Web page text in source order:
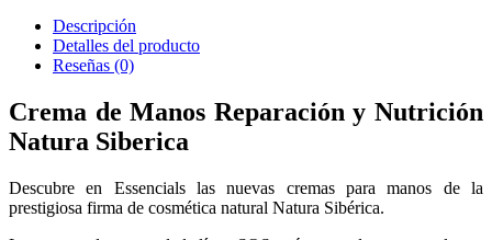
Descripción
Detalles del producto
Reseñas (0)
Crema de Manos Reparación y Nutrición
Natura Siberica
Descubre en Essencials las nuevas cremas para manos de la
prestigiosa firma de cosmética natural Natura Sibérica.